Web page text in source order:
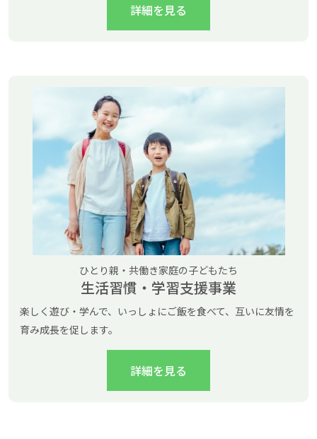
詳細を見る
ひとり親・共働き家庭の子どもたち
生活習慣・学習支援事業
楽しく遊び・学んで、いっしょにご飯を食べて、互いに友情を
育み成長を促します。
詳細を見る